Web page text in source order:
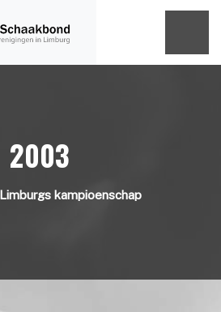
2003
Limburgs kampioenschap